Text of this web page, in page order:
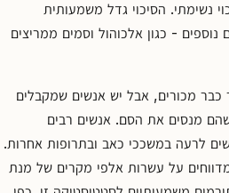
נשימתי. הסיכוי גדל משמעותית
- כגון אלכוהול וסמים ממריצים
מכורים, אבל יש אנשים שמקבלים
מנסים את הסם. אנשים רבים
לרעה במשככי כאב ובתרופות אחרות.
על עשרות אלפי מקרים של מנת